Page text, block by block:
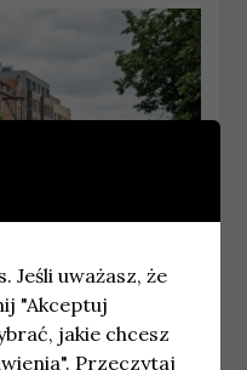
–
Jeśli uważasz, że
"Akceptuj
jakie chcesz
Przeczytaj